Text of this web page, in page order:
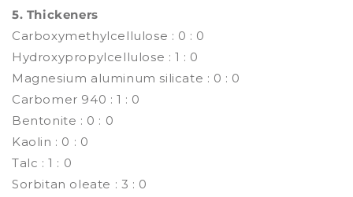
5. Thickeners
Carboxymethylcellulose : 0 : 0
Hydroxypropylcellulose : 1 : 0
Magnesium aluminum silicate : 0 : 0
Carbomer 940 : 1 : 0
Bentonite : 0 : 0
Kaolin : 0 : 0
Talc : 1 : 0
Sorbitan oleate : 3 : 0